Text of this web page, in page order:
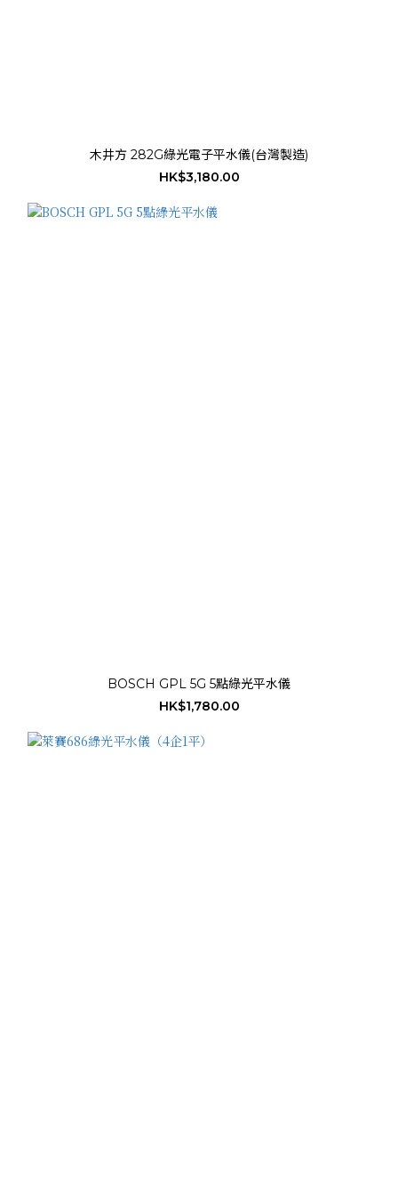
木井方 282G綠光電子平水儀(台灣製造)
HK$3,180.00
BOSCH GPL 5G 5點綠光平水儀
HK$1,780.00